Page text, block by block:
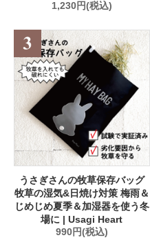
1,230円(税込)
うさぎさんの牧草保存バッグ
牧草の湿気&日焼け対策 梅雨＆
じめじめ夏季＆加湿器を使う冬
場に | Usagi Heart
990円(税込)